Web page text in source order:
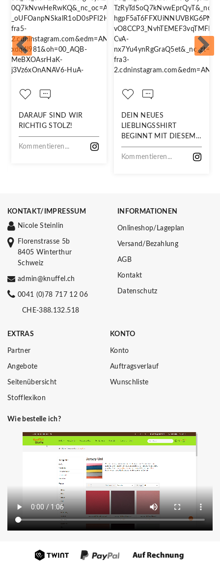
DARAUF SIND WIR
RICHTIG STOLZ!
Kommentieren...
DEIN NEUES
LIEBLINGSSHIRT
BEGINNT MIT DIESEM
STOFF
Kommentieren...
KONTAKT/IMPRESSUM
Nicole Steinlin
Florenstrasse 5b
8405 Winterthur
Schweiz
admin@knuffel.ch
0041 (0)78 717 12 06
CHE-388.132.518
INFORMATIONEN
Onlineshop/Lageplan
Versand/Bezahlung
AGB
Kontakt
Datenschutz
EXTRAS
Partner
Angebote
Seitenübersicht
Stofflexikon
KONTO
Konto
Auftragsverlauf
Wunschliste
Wie bestelle ich?